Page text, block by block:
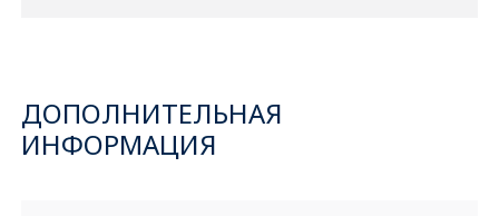
ДОПОЛНИТЕЛЬНАЯ
ИНФОРМАЦИЯ